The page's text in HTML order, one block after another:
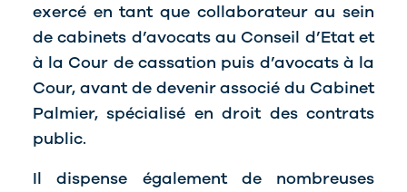
exercé en tant que collaborateur au sein
de cabinets d’avocats au Conseil d’Etat et
à la Cour de cassation puis d’avocats à la
Cour, avant de devenir associé du Cabinet
Palmier, spécialisé en droit des contrats
public.
Il dispense également de nombreuses